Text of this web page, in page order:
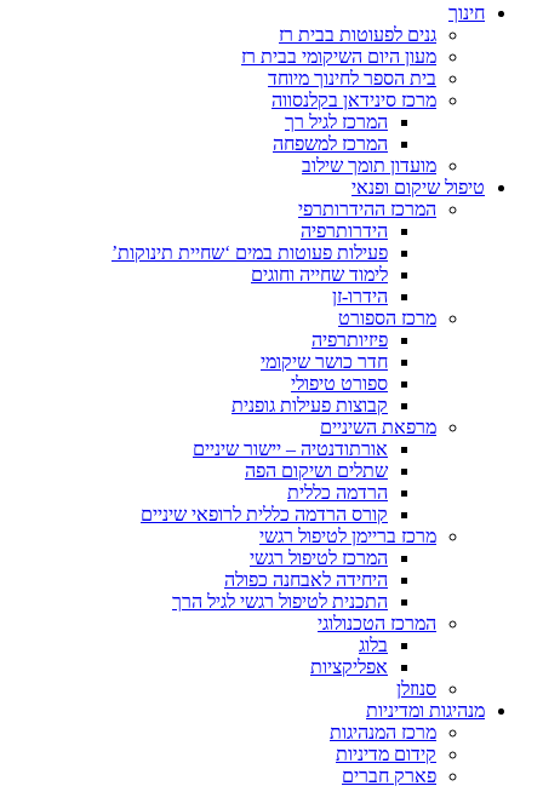
חינוך
גנים לפעוטות בבית רז
מעון היום השיקומי בבית רז
בית הספר לחינוך מיוחד
מרכז סינידאן בקלנסווה
המרכז לגיל רך
המרכז למשפחה
מועדון תומך שילוב
טיפול שיקום ופנאי
המרכז ההידרותרפי
הידרותרפיה
פעילות פעוטות במים ‘שחיית תינוקות’
לימוד שחייה וחוגים
הידרו-זן
מרכז הספורט
פיזיותרפיה
חדר כושר שיקומי
ספורט טיפולי
קבוצות פעילות גופנית
מרפאת השיניים
אורתודנטיה – יישור שיניים
שתלים ושיקום הפה
הרדמה כללית
קורס הרדמה כללית לרופאי שיניים
מרכז בריימן לטיפול רגשי
המרכז לטיפול רגשי
היחידה לאבחנה כפולה
התכנית לטיפול רגשי לגיל הרך
המרכז הטכנולוגי
בלוג
אפליקציות
סנוזלן
מנהיגות ומדיניות
מרכז המנהיגות
קידום מדיניות
פארק חברים